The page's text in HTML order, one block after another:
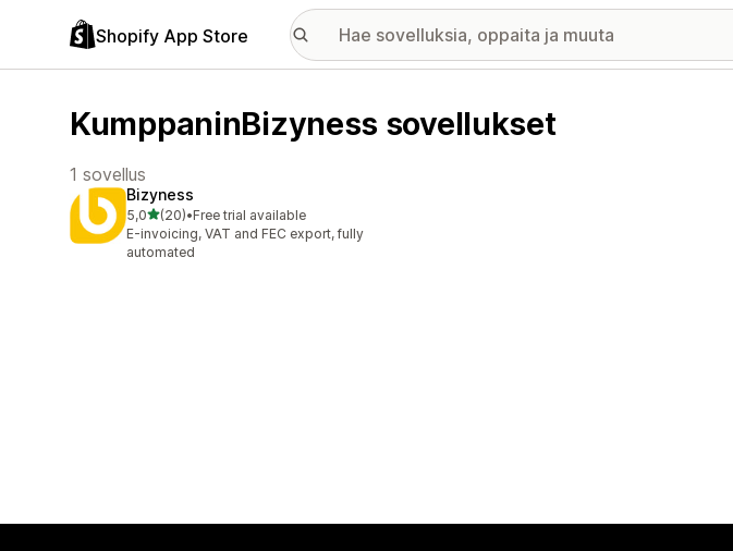
Shopify App Store
KumppaninBizyness sovellukset
1 sovellus
Bizyness
5,0/ 5 tähteä
(20)
20 arvostelua yhteensä
•Free trial available
E-invoicing, VAT and FEC export, fully
automated